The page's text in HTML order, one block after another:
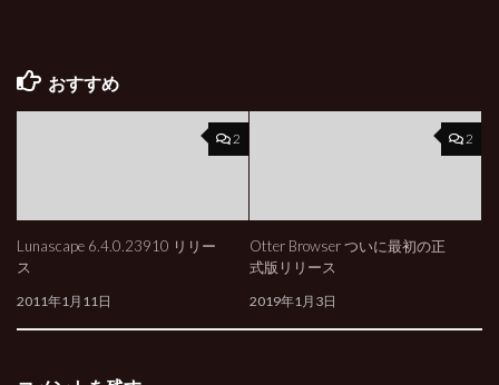
おすすめ
2
Lunascape 6.4.0.23910 リリー
ス
2011年1月11日
2
Otter Browser ついに最初の正
式版リリース
2019年1月3日